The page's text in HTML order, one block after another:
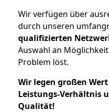
Wir verfügen über
durch unseren
qualifizierten
Auswahl an
Problem löst.
Wir legen großen
Leistungs-Verhältnis
Qualität!